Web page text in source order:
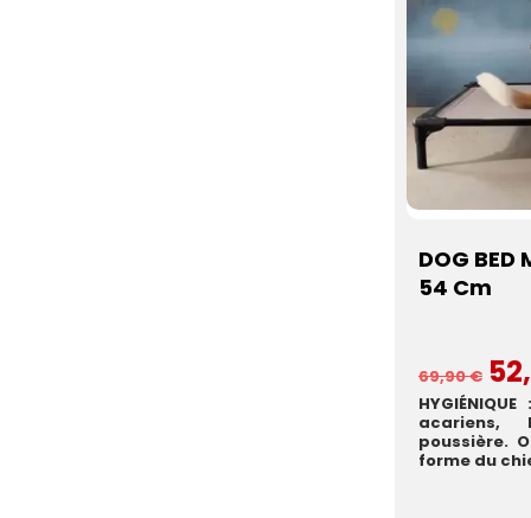
DOG BED
54 Cm
69,90 €
acariens,
poussière.
forme du